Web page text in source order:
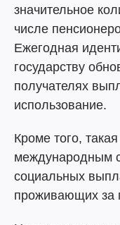
значительное
числе
Ежегодная
государству
получателях
использование.
Кроме того,
международным
социальных
проживающих за